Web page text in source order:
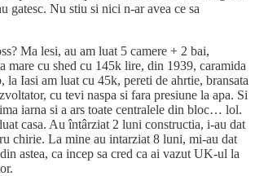
gatesc. Nu stiu si nici n-ar avea ce sa
Ma lesi, au am luat 5 camere + 2 bai,
mare cu shed cu 145k lire, din 1939, caramida
la Iasi am luat cu 45k, pereti de ahrtie, bransata
cu tevi naspa si fara presiune la apa. Si
iarna si a ars toate centralele din bloc… lol.
casa. Au întârziat 2 luni constructia, i-au dat
chirie. La mine au intarziat 8 luni, mi-au dat
astea, ca incep sa cred ca ai vazut UK-ul la